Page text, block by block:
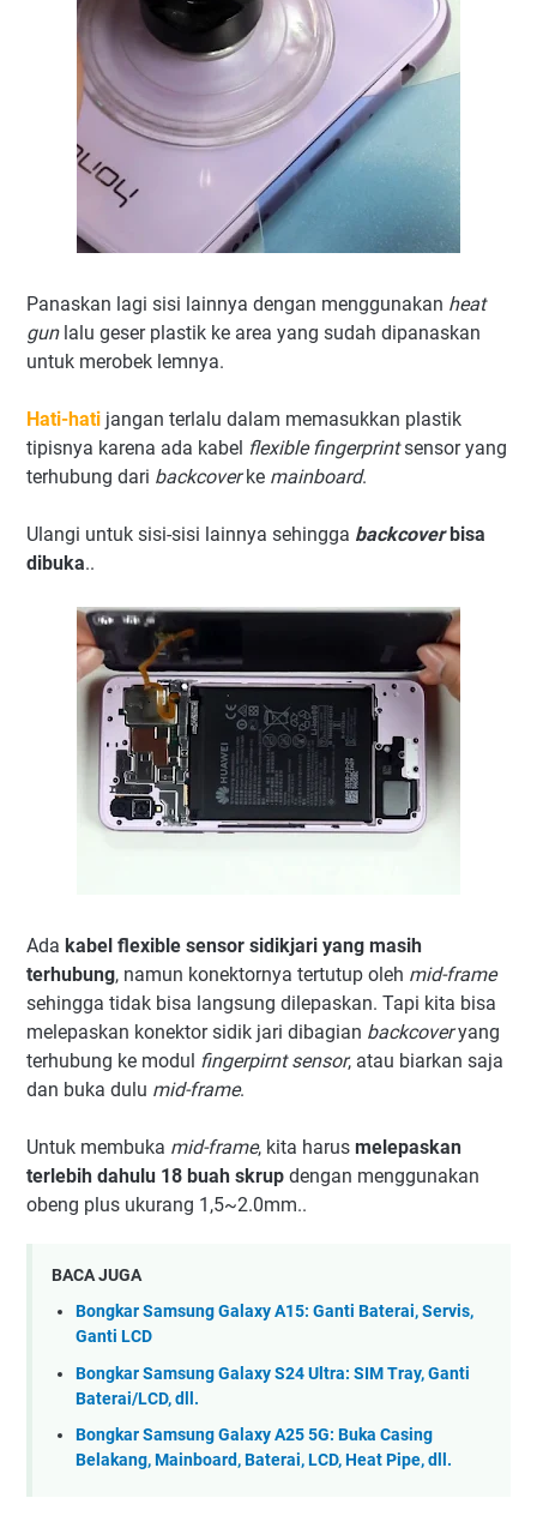
Panaskan lagi sisi lainnya dengan menggunakan heat
gunlalu geser plastik ke area yang sudah dipanaskan
untuk merobek lemnya.
Hati-hati jangan terlalu dalam memasukkan plastik
tipisnya karena ada kabel flexible fingerprintsensor yang
terhubung dari backcoverke mainboard.
Ulangi untuk sisi-sisi lainnya sehingga backcoverbisa
dibuka..
Ada kabel flexible sensor sidikjari yang masih
terhubung, namun konektornya tertutup oleh mid-frame
sehingga tidak bisa langsung dilepaskan. Tapi kita bisa
melepaskan konektor sidik jari dibagian backcoveryang
terhubung ke modul fingerpirnt sensor, atau biarkan saja
dan buka dulu mid-frame.
Untuk membuka mid-frame, kita harus melepaskan
terlebih dahulu 18 buah skrup dengan menggunakan
obeng plus ukurang 1,5~2.0mm..
BACA JUGA
Bongkar Samsung Galaxy A15: Ganti Baterai, Servis,
Ganti LCD
Bongkar Samsung Galaxy S24 Ultra: SIM Tray, Ganti
Baterai/LCD, dll.
Bongkar Samsung Galaxy A25 5G: Buka Casing
Belakang, Mainboard, Baterai, LCD, Heat Pipe, dll.